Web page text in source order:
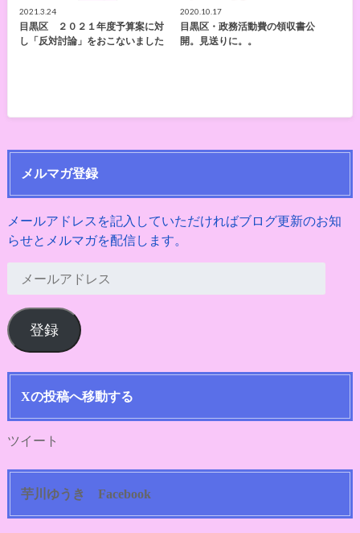
2021.3.24
目黒区 ２０２１年度予算案に対
し「反対討論」をおこないました
2020.10.17
目黒区・政務活動費の領収書公
開。見送りに。。
メルマガ登録
メールアドレスを記入していただければブログ更新のお知
らせとメルマガを配信します。
ー
ル
ア
ド
登録
Xの投稿へ移動する
ツイート
芋川ゆうき Facebook